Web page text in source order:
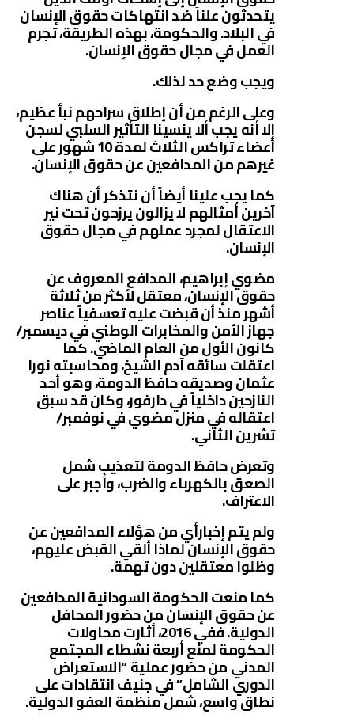
يتحدثون علناً ضد انتهاكات حقوق الإنسان
في البلاد. والحكومة، بهذه الطريقة، تجرم
العمل في مجال حقوق الإنسان.
ويجب وضع حد لذلك.
وعلى الرغم من أن إطلاق سراحهم نبأ عظيم،
إلا أنه يجب ألا ينسينا التأثير السلبي لسجن
أعضاء تراكس الثلاث لمدة 10 شهور على
غيرهم من المدافعين عن حقوق الإنسان.
كما يجب علينا أيضاً أن نتذكر أن هناك
آخرين أمثالهم لا يزالون يرزحون تحت نير
الاعتقال لمجرد عملهم في مجال حقوق
الإنسان.
مضوي إبراهيم، المدافع المعروف عن
حقوق الإنسان، معتقل لأكثر من ثلاثة
أشهر منذ أن قبضت عليه تعسفياً عناصر
جهاز الأمن والمخابرات الوطني في ديسمبر/
كانون الأول من العام الماضي. كما
اعتقلت سائقه آدم الشيخ، ومحاسبته نورا
عثمان وصديقه حافظ الدومة، وهو أحد
النازحين داخلياً في دارفور، وكان قد سبق
اعتقاله في منزل مضوي في نوفمبر/
تشرين الثاني.
وتعرض حافظ الدومة لتعذيب شمل
الصعق بالكهرباء والضرب، وأجبر على
الاعتراف.
ولم يتم إخبارأي من هؤلاء المدافعين عن
حقوق الإنسان لماذا ألقي القبض عليهم،
وظلوا معتقلين دون تهمة.
كما منعت الحكومة السودانية المدافعين
عن حقوق الإنسان من حضور المحافل
الدولية. ففي 2016، أثارت محاولات
الحكومة لمنع أربعة نشطاء المجتمع
المدني من حضور عملية “الاستعراض
الدوري الشامل” في جنيف انتقادات على
نطاق واسع، شمل منظمة العفو الدولية.